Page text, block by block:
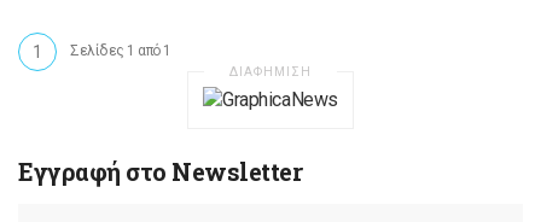
1 Σελίδες 1 από 1
ΔΙΑΦΗΜΙΣΗ
Εγγραφή στο Newsletter